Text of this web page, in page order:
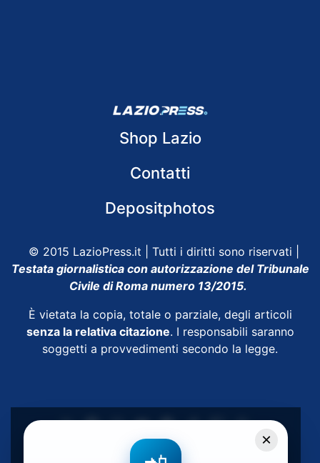
Shop Lazio
Contatti
Depositphotos
© 2015 LazioPress.it | Tutti i diritti sono riservati |
Testata giornalistica con autorizzazione del Tribunale
Civile di Roma numero 13/2015.
È vietata la copia, totale o parziale, degli articoli
senza la relativa citazione. I responsabili saranno
soggetti a provvedimenti secondo la legge.
×
Powered by SpheraHouse